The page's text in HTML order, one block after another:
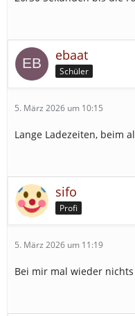
ebaat
Schüler
5. März 2026 um 10:15
Lange Ladezeiten, beim
sifo
Profi
5. März 2026 um 11:19
Bei mir mal wieder